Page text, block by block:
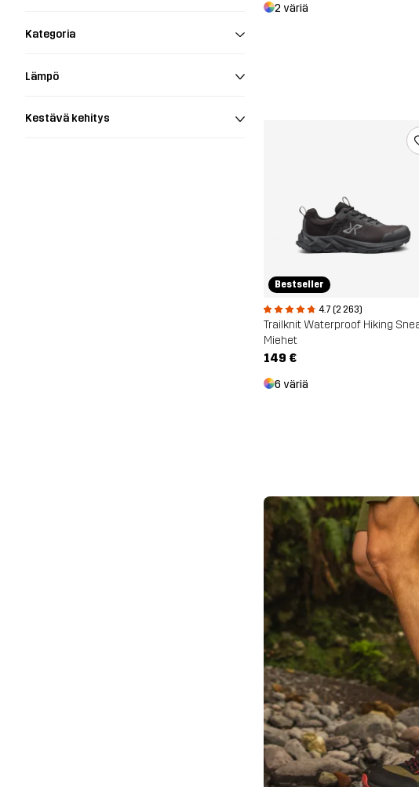
Kategoria
Lämpö
Kestävä kehitys
2 väriä
Bestseller
4.7 (2 263)
Miehet
149 €
6 väriä